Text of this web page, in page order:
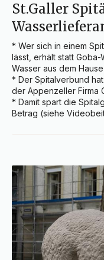
St.Galler
* Wer sich in einem
lässt, erhält statt
Wasser aus dem
* Der Spitalverbund
der Appenzeller Firma
* Damit spart die
Betrag (siehe